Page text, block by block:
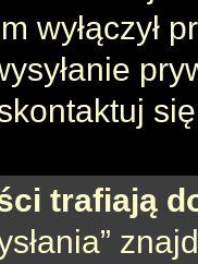
wyłączył
trafiają